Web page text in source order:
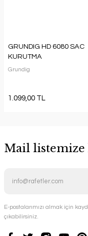
GRUNDIG HD 6080 SAC
KURUTMA
Grundig
1.099,00 TL
Mail listemize
E-postalarımızı almak için
çıkabilirsiniz.